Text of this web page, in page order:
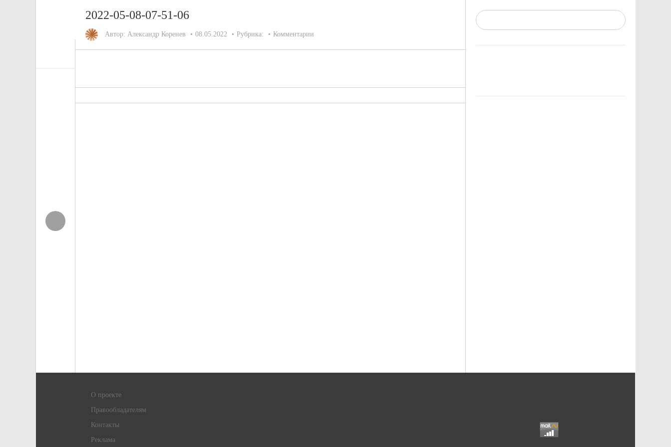
2022-05-08-07-51-06
Автор: Александр Коренев 08.05.2022 Рубрика: Комментарии
О проекте
Правообладателям
Контакты
Реклама